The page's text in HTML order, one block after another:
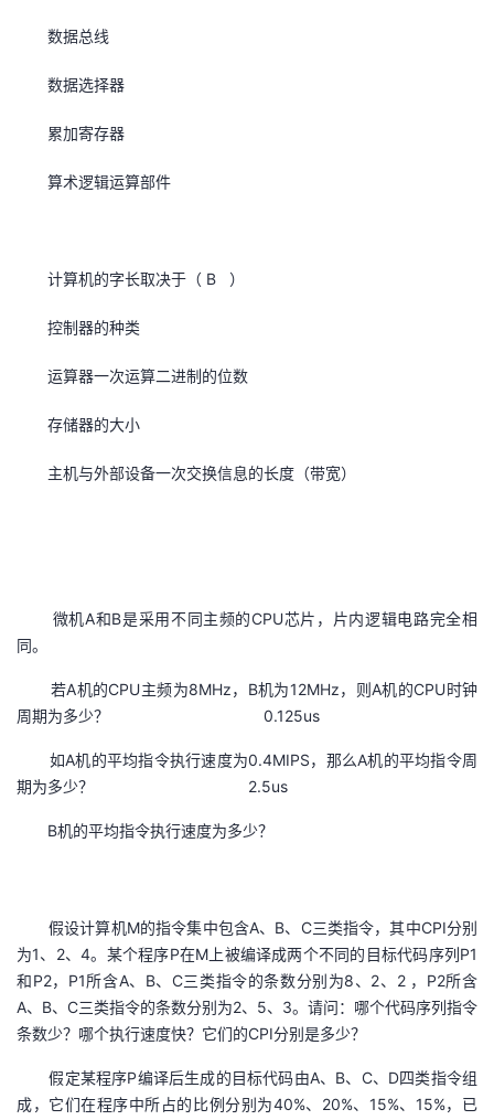
数据总线
数据选择器
累加寄存器
算术逻辑运算部件
计算机的字长取决于（ B ）
控制器的种类
运算器一次运算二进制的位数
存储器的大小
主机与外部设备一次交换信息的长度（带宽）
微机A和B是采用不同主频的CPU芯片，片内逻辑电路完全相
同。
若A机的CPU主频为8MHz，B机为12MHz，则A机的CPU时钟
周期为多少？ 0.125us
如A机的平均指令执行速度为0.4MIPS，那么A机的平均指令周
期为多少？ 2.5us
B机的平均指令执行速度为多少？
假设计算机M的指令集中包含A、B、C三类指令，其中CPI分别
为1、2、4。某个程序P在M上被编译成两个不同的目标代码序列P1
和P2，P1所含A、B、C三类指令的条数分别为8、2、2 ，P2所含
A、B、C三类指令的条数分别为2、5、3。请问：哪个代码序列指令
条数少？哪个执行速度快？它们的CPI分别是多少？
假定某程序P编译后生成的目标代码由A、B、C、D四类指令组
成，它们在程序中所占的比例分别为40%、20%、15%、15%，已